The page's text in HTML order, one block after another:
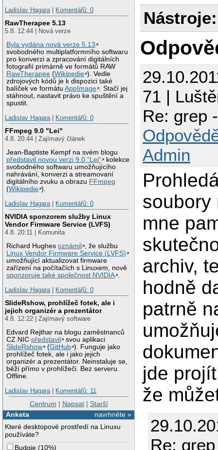
Ladislav Hagara| Komentářů: 0
RawTherapee 5.13
5.8. 12:44 | Nová verze
Byla vydána nová verze 5.13
svobodného multiplatformního softwaru
pro konverzi a zpracování digitálních
fotografií primárně ve formátů RAW
RawTherapee (Wikipedie ). Vedle
zdrojových kódů je k dispozici také
balíček ve formátuAppImage . Stačí jej
stáhnout, nastavit právo ke spuštění a
spustit.
Ladislav Hagara| Komentářů: 0
FFmpeg 9.0 "Lei"
4.8. 20:44 | Zajímavý článek
Jean-Baptiste Kempf na svém blogu
představil novou verzi 9.0 "Lei"
kolekce
svobodného softwaru umožňujícího
nahrávání, konverzi a streamovaní
digitálního zvuku a obrazu FFmpeg
(Wikipedie ).
Ladislav Hagara| Komentářů: 0
NVIDIA sponzorem služby Linux
Vendor Firmware Service (LVFS)
4.8. 20:11 | Komunita
Richard Hughesoznámil
, že službu
Linux Vendor Firmware Service (LVFS)
umožňující aktualizovat firmware
zařízení na počítačích s Linuxem, nově
sponzoruje také společnost NVIDIA .
Ladislav Hagara| Komentářů: 0
SlideRshow, prohlížeč fotek, ale i
jejich organizér a prezentátor
4.8. 12:22 | Zajímavý software
Edvard Rejthar na blogu zaměstnanců
CZ.NIC představil
svou aplikaci
SlideRshow
(GitHub ). Funguje jako
prohlížeč fotek, ale i jako jejich
organizér a prezentátor. Neinstaluje se,
běží přímo v prohlížeči. Bez serveru.
Offline.
Ladislav Hagara| Komentářů: 11
Centrum | Napsat| Starší
navrhněte »
Anketa
Které desktopové prostředí na Linuxu
používáte?
Budgie (10%)
Nástroje:
71 |
Re: grep
Admin
soubory
mne
archiv,
hodně
patrně
jde
že
Re: